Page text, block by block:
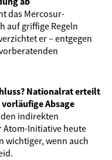
das Mercosur-
auf griffige Regeln
er – entgegen
Nationalrat erteilt
Absage
indirekten
Atom-Initiative heute
wichtiger, wenn auch